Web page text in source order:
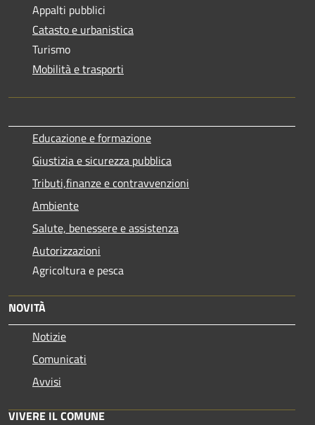
Appalti pubblici
Catasto e urbanistica
Turismo
Mobilità e trasporti
Educazione e formazione
Giustizia e sicurezza pubblica
Tributi,finanze e contravvenzioni
Ambiente
Salute, benessere e assistenza
Autorizzazioni
Agricoltura e pesca
NOVITÀ
Notizie
Comunicati
Avvisi
VIVERE IL COMUNE